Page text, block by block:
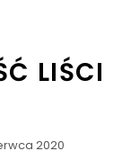
LIŚCI
2020